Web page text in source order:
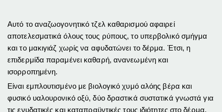
Αυτό το αναζωογονητικό τζελ καθαρισμού αφαιρεί
αποτελεσματικά όλους τους ρύπους, το υπερβολικό σμήγμα
και το μακιγιάζ χωρίς να αφυδατώνει το δέρμα. Έτσι, η
επιδερμίδα παραμένει καθαρή, ανανεωμένη και
ισορροπημένη.
Είναι εμπλουτισμένο με βιολογικό χυμό αλόης βέρα και
φυσικό υαλουρονικό οξύ, δύο δραστικά συστατικά γνωστά για
τις ενυδατικές και καταπραϋντικές τους ιδιότητες στο δέρμα.